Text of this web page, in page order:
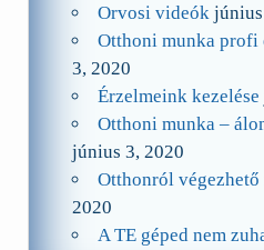
Orvosi videók
Otthoni munka profi
3, 2020
Érzelmeink kezelése
Otthoni munka –
június 3, 2020
Otthonról végezhető
2020
A TE géped nem